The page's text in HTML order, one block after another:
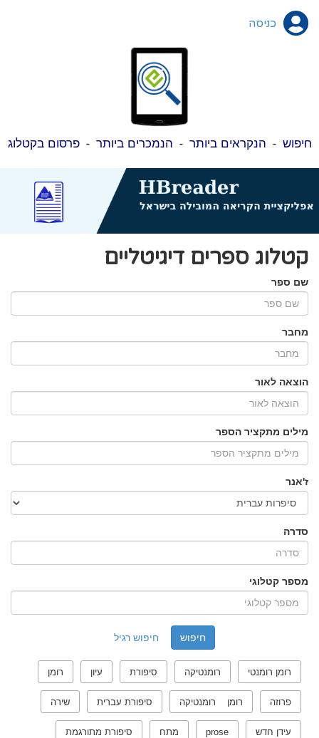
כניסה
חיפוש - הנקראים ביותר - הנמכרים ביותר -פרסום בקטלוג
קטלוג ספרים דיגיטליים
שם ספר
מחבר
הוצאה לאור
מילים מתקציר הספר
ז'אנר
סדרה
מספר קטלוגי
חיפוש רגיל
רומן רומנטי רומנטיקה סיפורת עיון רומן
פרוזה רומן רומנטיקה סיפורת עברית שירה
עידן חדש prose מתח סיפורת מתורגמת